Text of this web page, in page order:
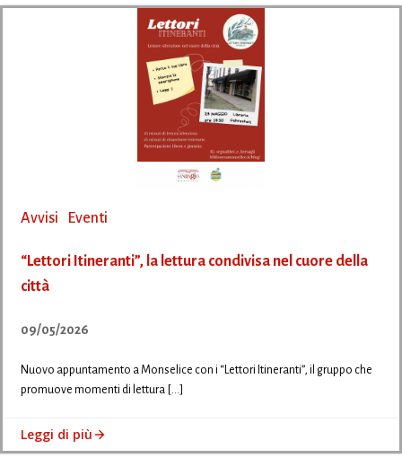
Avvisi Eventi
“Lettori Itineranti”, la lettura condivisa nel cuore della
città
09/05/2026
Nuovo appuntamento a Monselice con i “Lettori Itineranti”, il gruppo che
promuove momenti di lettura […]
Leggi di più